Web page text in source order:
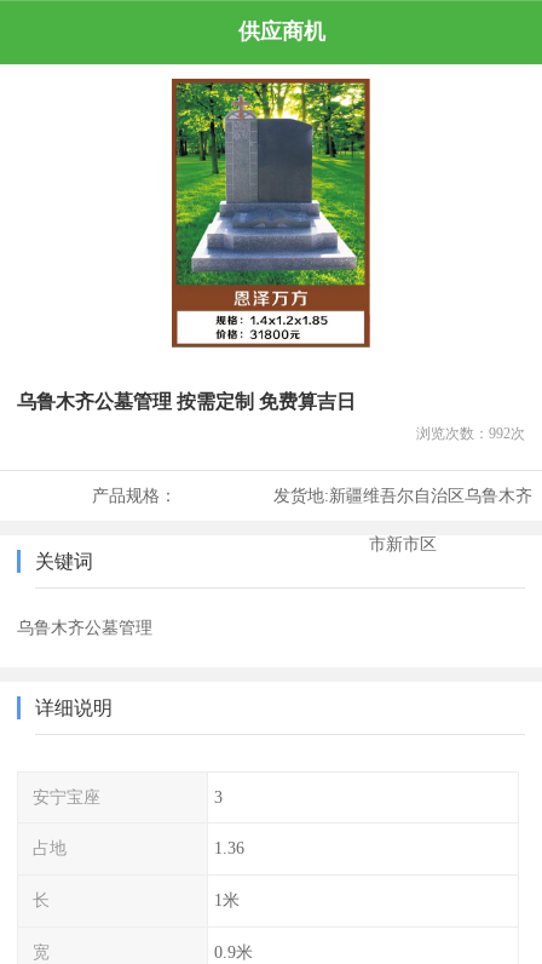
供应商机
乌鲁木齐公墓管理 按需定制 免费算吉日
浏览次数： 992次
产品规格： 发货地:新疆维吾尔自治区乌鲁木齐
市新市区
关键词
乌鲁木齐公墓管理
详细说明
安宁宝座 3
占地 1.36
长 1米
宽 0.9米